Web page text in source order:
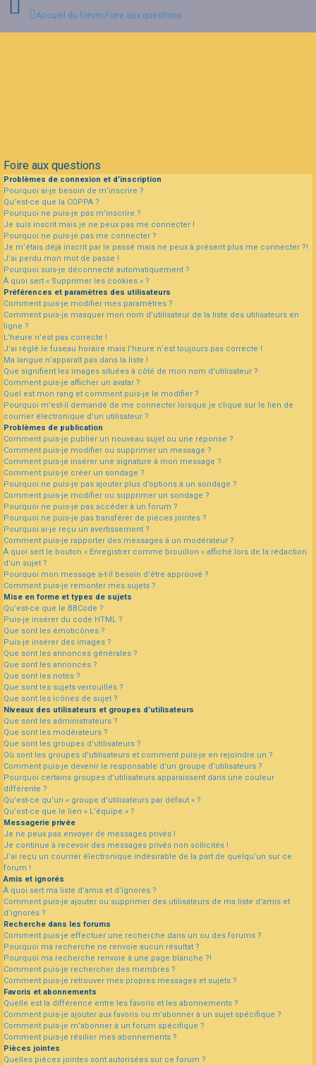
Accueil du forum Foire aux questions
Foire aux questions
Problèmes de connexion et d’inscription
Pourquoi ai-je besoin de m’inscrire ?
Qu’est-ce que la COPPA ?
Pourquoi ne puis-je pas m’inscrire ?
Je suis inscrit mais je ne peux pas me connecter !
Pourquoi ne puis-je pas me connecter ?
Je m’étais déjà inscrit par le passé mais ne peux à présent plus me connecter ?!
J’ai perdu mon mot de passe !
Pourquoi suis-je déconnecté automatiquement ?
À quoi sert « Supprimer les cookies » ?
Préférences et paramètres des utilisateurs
Comment puis-je modifier mes paramètres ?
Comment puis-je masquer mon nom d’utilisateur de la liste des utilisateurs en
ligne ?
L’heure n’est pas correcte !
J’ai réglé le fuseau horaire mais l’heure n’est toujours pas correcte !
Ma langue n’apparaît pas dans la liste !
Que signifient les images situées à côté de mon nom d’utilisateur ?
Comment puis-je afficher un avatar ?
Quel est mon rang et comment puis-je le modifier ?
Pourquoi m’est-il demandé de me connecter lorsque je clique sur le lien de
courrier électronique d’un utilisateur ?
Problèmes de publication
Comment puis-je publier un nouveau sujet ou une réponse ?
Comment puis-je modifier ou supprimer un message ?
Comment puis-je insérer une signature à mon message ?
Comment puis-je créer un sondage ?
Pourquoi ne puis-je pas ajouter plus d’options à un sondage ?
Comment puis-je modifier ou supprimer un sondage ?
Pourquoi ne puis-je pas accéder à un forum ?
Pourquoi ne puis-je pas transférer de pièces jointes ?
Pourquoi ai-je reçu un avertissement ?
Comment puis-je rapporter des messages à un modérateur ?
À quoi sert le bouton « Enregistrer comme brouillon » affiché lors de la rédaction
d’un sujet ?
Pourquoi mon message a-t-il besoin d’être approuvé ?
Comment puis-je remonter mes sujets ?
Mise en forme et types de sujets
Qu’est-ce que le BBCode ?
Puis-je insérer du code HTML ?
Que sont les émoticônes ?
Puis-je insérer des images ?
Que sont les annonces générales ?
Que sont les annonces ?
Que sont les notes ?
Que sont les sujets verrouillés ?
Que sont les icônes de sujet ?
Niveaux des utilisateurs et groupes d’utilisateurs
Que sont les administrateurs ?
Que sont les modérateurs ?
Que sont les groupes d’utilisateurs ?
Où sont les groupes d’utilisateurs et comment puis-je en rejoindre un ?
Comment puis-je devenir le responsable d’un groupe d’utilisateurs ?
Pourquoi certains groupes d’utilisateurs apparaissent dans une couleur
différente ?
Qu’est-ce qu’un « groupe d’utilisateurs par défaut » ?
Qu’est-ce que le lien « L’équipe » ?
Messagerie privée
Je ne peux pas envoyer de messages privés !
Je continue à recevoir des messages privés non sollicités !
J’ai reçu un courrier électronique indésirable de la part de quelqu’un sur ce
forum !
Amis et ignorés
À quoi sert ma liste d’amis et d’ignorés ?
Comment puis-je ajouter ou supprimer des utilisateurs de ma liste d’amis et
d’ignorés ?
Recherche dans les forums
Comment puis-je effectuer une recherche dans un ou des forums ?
Pourquoi ma recherche ne renvoie aucun résultat ?
Pourquoi ma recherche renvoie à une page blanche ?!
Comment puis-je rechercher des membres ?
Comment puis-je retrouver mes propres messages et sujets ?
Favoris et abonnements
Quelle est la différence entre les favoris et les abonnements ?
Comment puis-je ajouter aux favoris ou m’abonner à un sujet spécifique ?
Comment puis-je m’abonner à un forum spécifique ?
Comment puis-je résilier mes abonnements ?
Pièces jointes
Quelles pièces jointes sont autorisées sur ce forum ?